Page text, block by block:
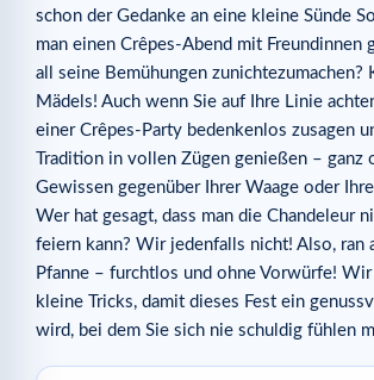
schon der Gedanke an eine kleine Sünde
man einen Crêpes-Abend mit Freundinnen
all seine Bemühungen zunichtezumachen?
Mädels! Auch wenn Sie auf Ihre Linie
einer Crêpes-Party bedenkenlos zusagen
Tradition in vollen Zügen genießen – ganz
Gewissen gegenüber Ihrer Waage oder
Wer hat gesagt, dass man die Chandeleur
feiern kann? Wir jedenfalls nicht! Also, ran
Pfanne – furchtlos und ohne Vorwürfe! Wir
kleine Tricks, damit dieses Fest ein
wird, bei dem Sie sich nie schuldig fühlen